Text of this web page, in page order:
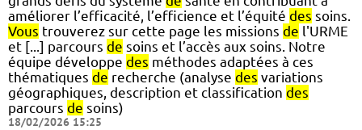
améliorer l’efficacité, l’efficience et l’équité des soins.
Vous trouverez sur cette page les missions de l'URME
et [...] parcours de soins et l’accès aux soins. Notre
équipe développe des méthodes adaptées à ces
thématiques de recherche (analyse des variations
géographiques, description et classification des
parcours de soins)
18/02/2026 15:25